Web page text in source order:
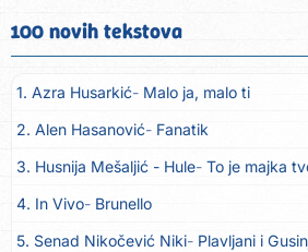
100 novih tekstova
1. Azra Husarkić Malo ja, malo ti
2. Alen Hasanović Fanatik
3. Husnija Mešaljić - Hule To je majka
4. In Vivo Brunello
5. Senad Nikočević Niki Plavljani i